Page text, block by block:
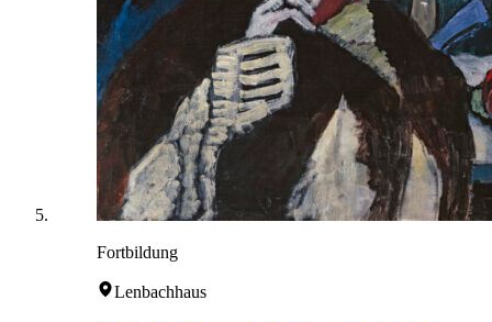
Fortbildung
Lenbachhaus